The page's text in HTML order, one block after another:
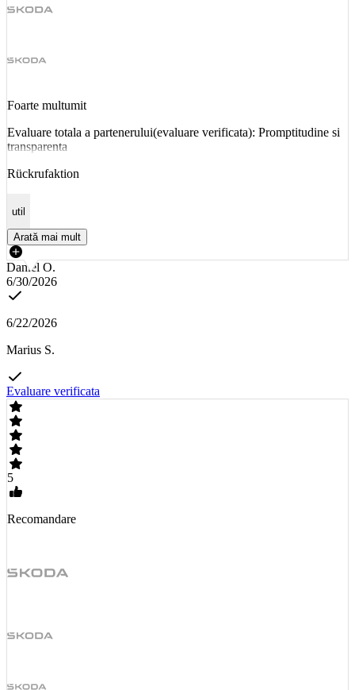
Foarte multumit
Evaluare totala a partenerului(evaluare verificata): Promptitudine si
transparenta
Rückrufaktion
util
Arată mai mult
Daniel O.
6/30/2026
6/22/2026
Marius S.
Evaluare verificata
5
Recomandare